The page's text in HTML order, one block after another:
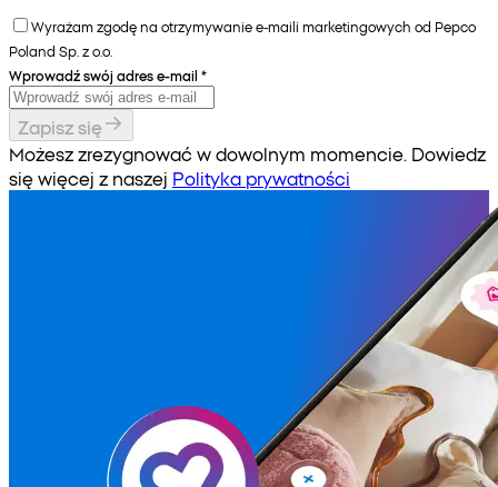
Wyrażam zgodę na otrzymywanie e-maili marketingowych od Pepco
Poland Sp. z o.o.
Wprowadź swój adres e-mail *
Zapisz się
Możesz zrezygnować w dowolnym momencie. Dowiedz
się więcej z naszej Polityka prywatności